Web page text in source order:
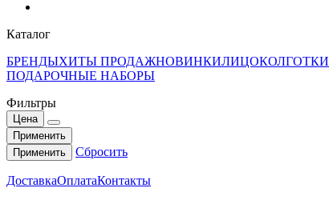
Каталог
БРЕНДЫХИТЫ ПРОДАЖНОВИНКИЛИЦОКОЛГОТКИ
ПОДАРОЧНЫЕ НАБОРЫ
Фильтры
Цена
Применить
Применить
Сбросить
ДоставкаОплатаКонтакты